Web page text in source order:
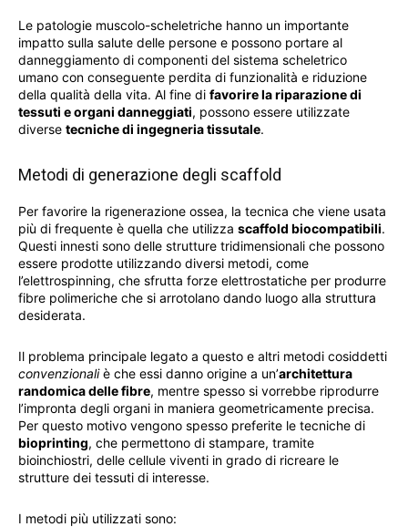
Le patologie muscolo-scheletriche hanno un importante
impatto sulla salute delle persone e possono portare al
danneggiamento di componenti del sistema scheletrico
umano con conseguente perdita di funzionalità e riduzione
della qualità della vita. Al fine di favorire la riparazione di
tessuti e organi danneggiati, possono essere utilizzate
diverse tecniche di ingegneria tissutale.
Metodi di generazione degli scaffold
Per favorire la rigenerazione ossea, la tecnica che viene usata
più di frequente è quella che utilizza scaffold biocompatibili.
Questi innesti sono delle strutture tridimensionali che possono
essere prodotte utilizzando diversi metodi, come
l’elettrospinning, che sfrutta forze elettrostatiche per produrre
fibre polimeriche che si arrotolano dando luogo alla struttura
desiderata.
Il problema principale legato a questo e altri metodi cosiddetti
convenzionaliè che essi danno origine a un’architettura
randomica delle fibre, mentre spesso si vorrebbe riprodurre
l’impronta degli organi in maniera geometricamente precisa.
Per questo motivo vengono spesso preferite le tecniche di
bioprinting, che permettono di stampare, tramite
bioinchiostri, delle cellule viventi in grado di ricreare le
strutture dei tessuti di interesse.
I metodi più utilizzati sono: